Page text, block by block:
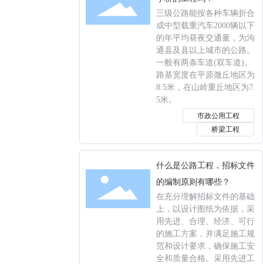
三级公路能按各种车辆折合
成中型载重汽车2000辆以下
的年平均昼夜交通量，为沟
通县及县以上城市的公路。
一般有两条车道(双车道)。
路基宽度在平原微丘地区为
8.5米，在山岭重丘地区为7.
5米。
市政公用工程
桥梁工程
什么是公路工程，招标文件
的编制原则有哪些？
在充分理解招标文件的基础
上，以设计图纸为依据，采
用先进、合理、经济、可行
的施工方案，并满足施工规
范和设计要求，确保施工安
全和质量合格。采用先进工